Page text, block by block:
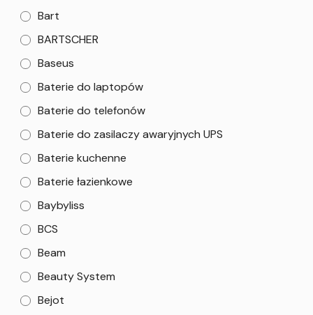
Bart
BARTSCHER
Baseus
Baterie do laptopów
Baterie do telefonów
Baterie do zasilaczy awaryjnych UPS
Baterie kuchenne
Baterie łazienkowe
Baybyliss
BCS
Beam
Beauty System
Bejot